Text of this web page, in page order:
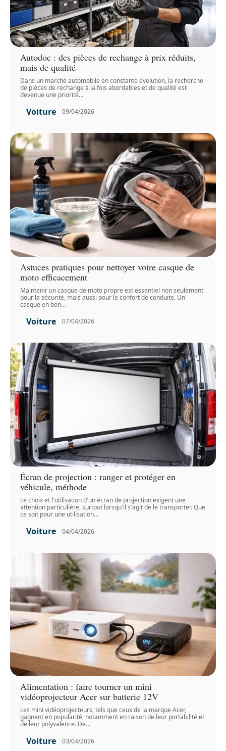
Autodoc : des pièces de rechange à prix réduits,
mais de qualité
Dans un marché automobile en constante évolution, la recherche
de pièces de rechange à la fois abordables et de qualité est
devenue une priorité…
Voiture 09/04/2026
Astuces pratiques pour nettoyer votre casque de
moto efficacement
Maintenir un casque de moto propre est essentiel non seulement
pour la sécurité, mais aussi pour le confort de conduite. Un
casque en bon…
Voiture 07/04/2026
Écran de projection : ranger et protéger en
véhicule, méthode
Le choix et l'utilisation d'un écran de projection exigent une
attention particulière, surtout lorsqu'il s'agit de le transporter. Que
ce soit pour une utilisation…
Voiture 04/04/2026
Alimentation : faire tourner un mini
vidéoprojecteur Acer sur batterie 12V
Les mini vidéoprojecteurs, tels que ceux de la marque Acer,
gagnent en popularité, notamment en raison de leur portabilité et
de leur polyvalence. De…
Voiture 03/04/2026